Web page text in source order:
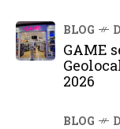
BLOG
GAME
2026
BLOG